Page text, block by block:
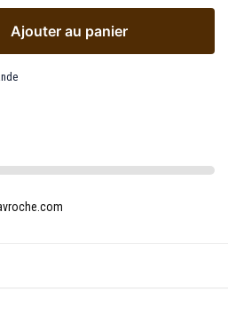
Ajouter au panier